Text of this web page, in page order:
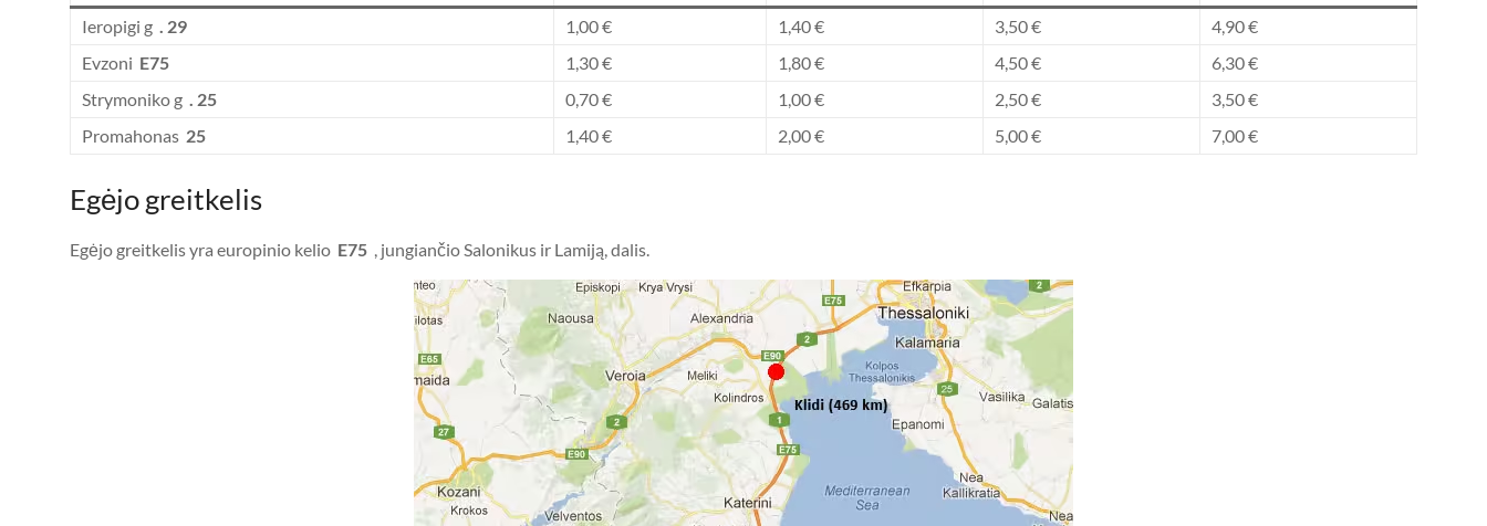
Ieropigi g . 29 1,00 € 1,40 € 3,50 €
4,90 €
Evzoni E75 1,30 € 1,80 € 4,50 €
6,30 €
Strymoniko g . 25 0,70 € 1,00 € 2,50 €
3,50 €
Promahonas 25 1,40 € 2,00 € 5,00 € 7,00 €
Egėjo greitkelis
Egėjo greitkelis yra europinio kelio E75 , jungiančio Salonikus ir Lamiją, dalis.